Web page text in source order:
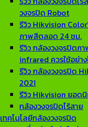
วงจรปิด Robot
รีวิว Hikvision
ภาพสีตลอด 24 ชม.
รีวิว กล้องวงจรปิดภ
infrared ควรใช้อย่า
รีวิว กล้องวงจรปิด
2021
รีวิว Hikvision ยอด
กล้องวงจรปิดไร้สาย
เทคโนโลยีกล้องวงจรปิด